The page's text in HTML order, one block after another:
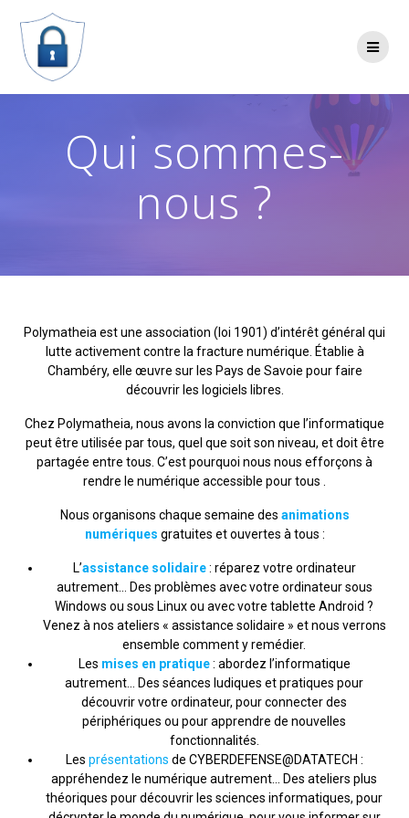
Qui sommes-
nous ?
Polymatheia est une association (loi 1901) d’intérêt général qui
lutte activement contre la fracture numérique. Établie à
Chambéry, elle œuvre sur les Pays de Savoie pour faire
découvrir les logiciels libres.
Chez Polymatheia, nous avons la conviction que l’informatique
peut être utilisée par tous, quel que soit son niveau, et doit être
partagée entre tous. C’est pourquoi nous nous efforçons à
rendre le numérique accessible pour tous .
Nous organisons chaque semaine des animations
numériques gratuites et ouvertes à tous :
L’assistance solidaire: réparez votre ordinateur
autrement… Des problèmes avec votre ordinateur sous
Windows ou sous Linux ou avec votre tablette Android ?
Venez à nos ateliers « assistance solidaire » et nous verrons
ensemble comment y remédier.
Les mises en pratique: abordez l’informatique
autrement… Des séances ludiques et pratiques pour
découvrir votre ordinateur, pour connecter des
périphériques ou pour apprendre de nouvelles
fonctionnalités.
Les présentations de CYBERDEFENSE@DATATECH :
appréhendez le numérique autrement… Des ateliers plus
théoriques pour découvrir les sciences informatiques, pour